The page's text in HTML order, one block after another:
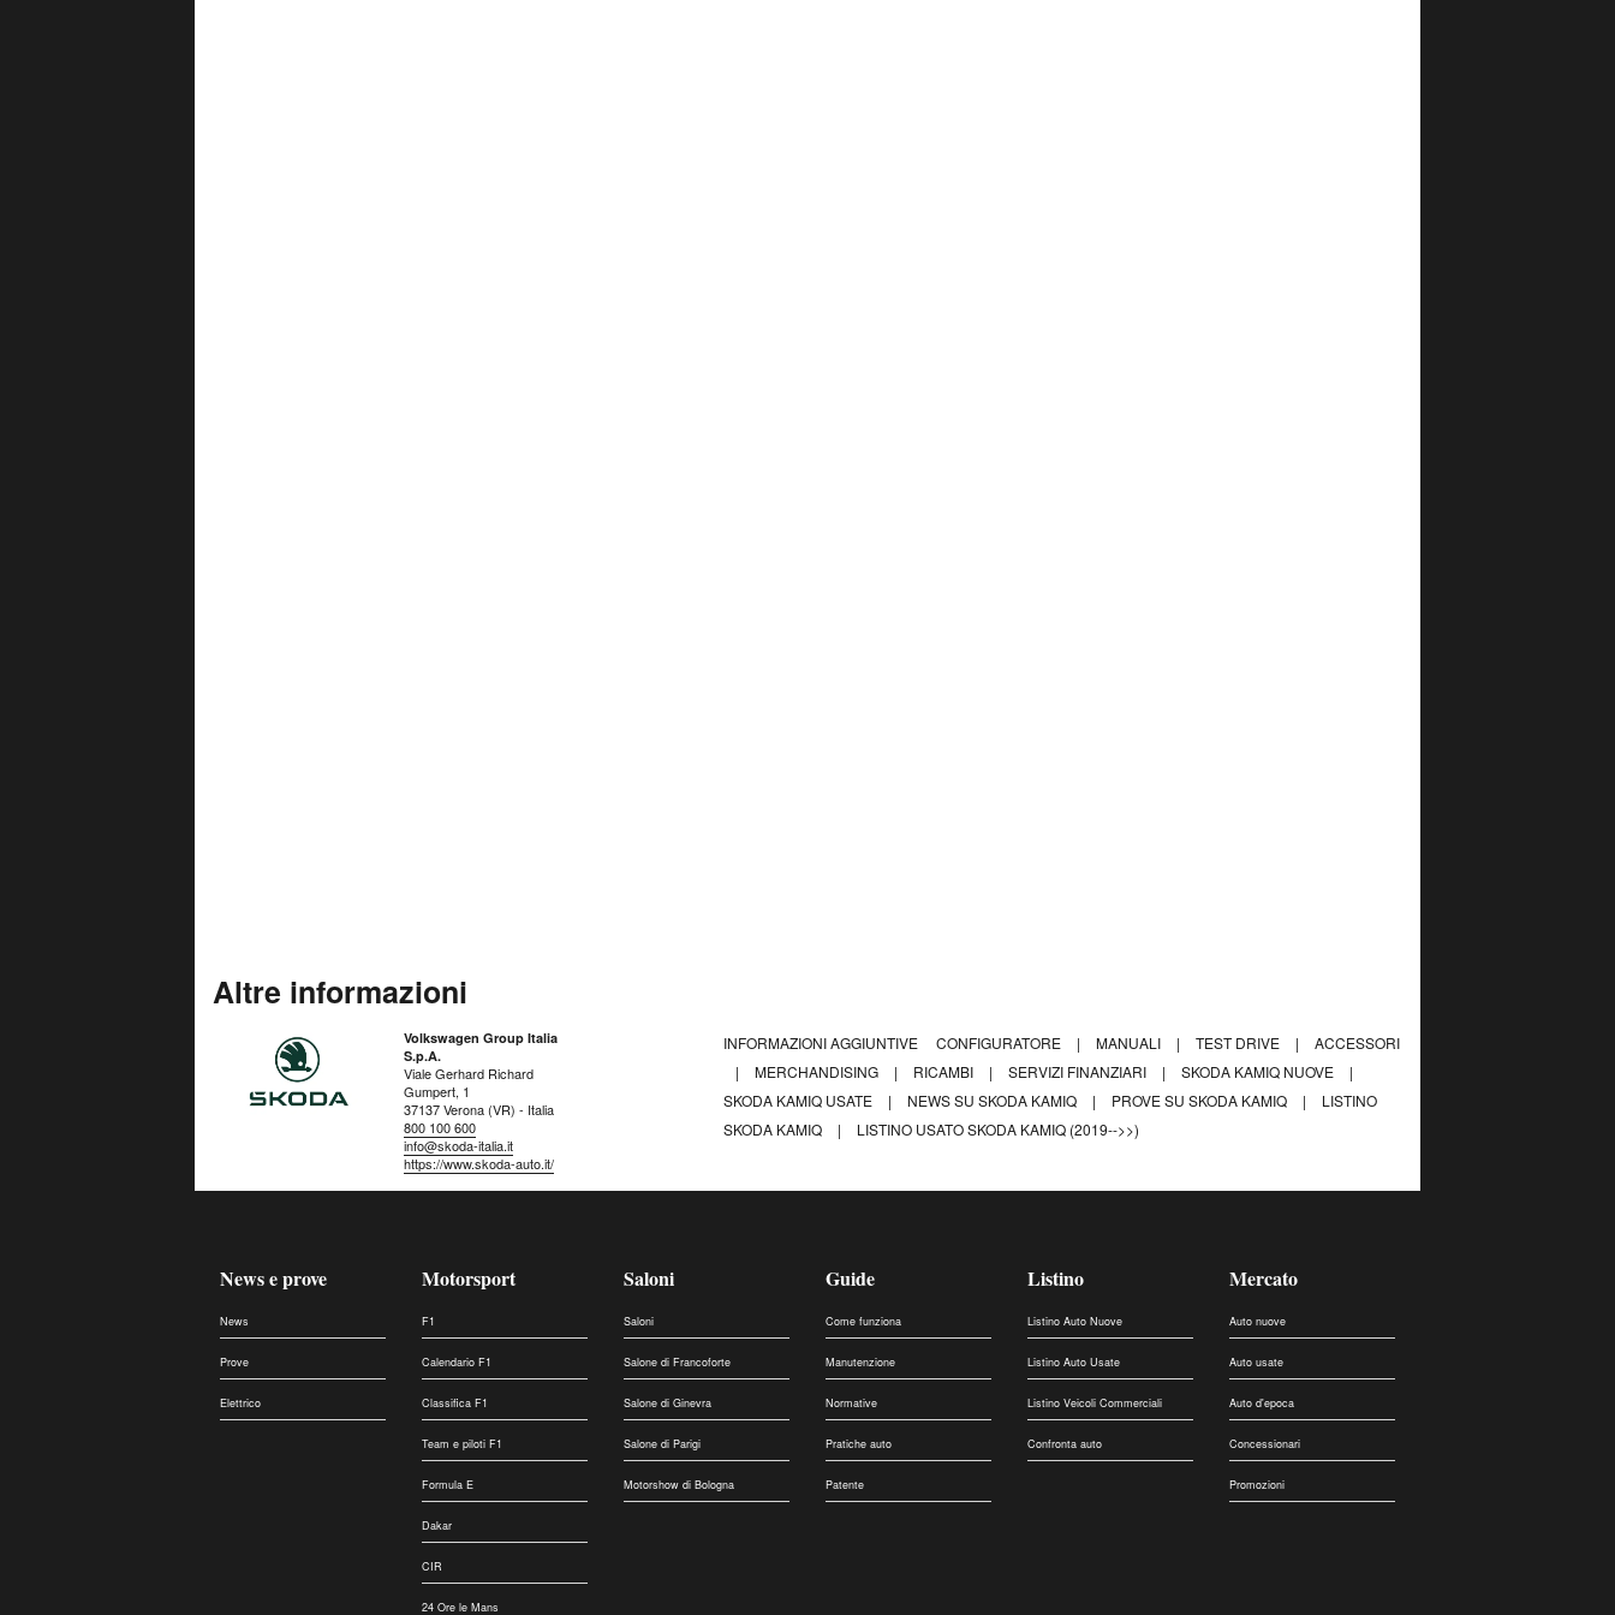
Altre informazioni
Volkswagen Group Italia
S.p.A.
Viale Gerhard Richard
Gumpert, 1
37137 Verona (VR) - Italia
800 100 600
info@skoda-italia.it
https://www.skoda-auto.it/
INFORMAZIONI AGGIUNTIVE CONFIGURATORE | MANUALI | TEST DRIVE |
ACCESSORI
|
MERCHANDISING | RICAMBI | SERVIZI FINANZIARI | SKODA KAMIQ NUOVE
|
SKODA KAMIQ USATE
| NEWS SU SKODA KAMIQ | PROVE SU SKODA KAMIQ |
LISTINO
SKODA KAMIQ
| LISTINO USATO SKODA KAMIQ (2019-->>)
News e prove
News
Prove
Elettrico
Motorsport
F1
Calendario F1
Classifica F1
Team e piloti F1
Formula E
Dakar
CIR
24 Ore le Mans
Saloni
Saloni
Salone di Francoforte
Salone di Ginevra
Salone di Parigi
Motorshow di Bologna
Guide
Come funziona
Manutenzione
Normative
Pratiche auto
Patente
Listino
Listino Auto Nuove
Listino Auto Usate
Listino Veicoli Commerciali
Confronta auto
Mercato
Auto nuove
Auto usate
Auto d'epoca
Concessionari
Promozioni